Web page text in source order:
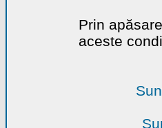
Prin
aceste